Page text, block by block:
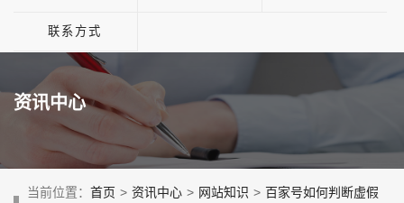
联系方式
资讯中心
当前位置： 首页 > 资讯中心 > 网站知识 > 百家号如何判断虚假